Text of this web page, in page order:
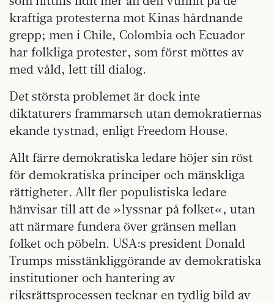
kraftiga protesterna mot Kinas hårdnande
grepp; men i Chile, Colombia och Ecuador
har folkliga protester, som först möttes av
med våld, lett till dialog.
Det största problemet är dock inte
diktaturers frammarsch utan demokratiernas
ekande tystnad, enligt Freedom House.
Allt färre demokratiska ledare höjer sin röst
för demokratiska principer och mänskliga
rättigheter. Allt fler populistiska ledare
hänvisar till att de »lyssnar på folket«, utan
att närmare fundera över gränsen mellan
folket och pöbeln. USA:s president Donald
Trumps misstänkliggörande av demokratiska
institutioner och hantering av
riksrättsprocessen tecknar en tydlig bild av